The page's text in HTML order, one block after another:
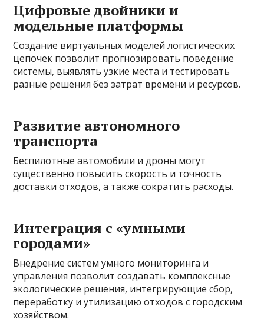
Цифровые двойники и
модельные платформы
Создание виртуальных моделей логистических
цепочек позволит прогнозировать поведение
системы, выявлять узкие места и тестировать
разные решения без затрат времени и ресурсов.
Развитие автономного
транспорта
Беспилотные автомобили и дроны могут
существенно повысить скорость и точность
доставки отходов, а также сократить расходы.
Интеграция с «умными
городами»
Внедрение систем умного мониторинга и
управления позволит создавать комплексные
экологические решения, интегрирующие сбор,
переработку и утилизацию отходов с городским
хозяйством.